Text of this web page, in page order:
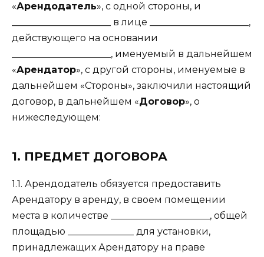
«Арендодатель», с одной стороны, и
_____________________ в лице _____________________,
действующего на основании
_____________________, именуемый в дальнейшем
«Арендатор», с другой стороны, именуемые в
дальнейшем «Стороны», заключили настоящий
договор, в дальнейшем «Договор», о
нижеследующем:
1. ПРЕДМЕТ ДОГОВОРА
1.1. Арендодатель обязуется предоставить
Арендатору в аренду, в своем помещении
места в количестве _____________________, общей
площадью ______________ для установки,
принадлежащих Арендатору на праве